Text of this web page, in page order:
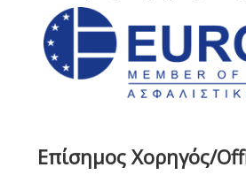
Επίσημος Χορηγός/